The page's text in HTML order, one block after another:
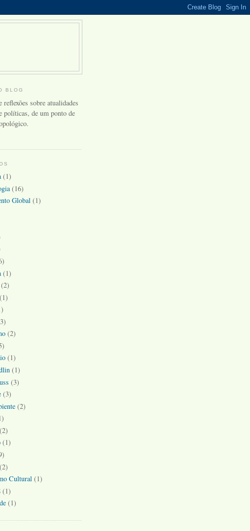
BLOG
reflexões sobre atualidades
políticas, de um ponto de
(1)
(16)
Global (1)
(1)
(2)
(1)
(2)
(1)
(1)
(3)
(3)
(2)
(2)
(1)
(2)
Cultural (1)
(1)
(1)